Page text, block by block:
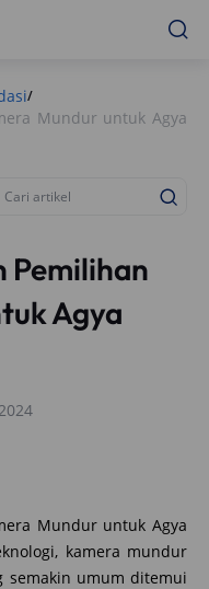
/
Mundur untuk Agya
Pemilihan
Agya
Mundur untuk Agya
kamera mundur
semakin umum ditemui